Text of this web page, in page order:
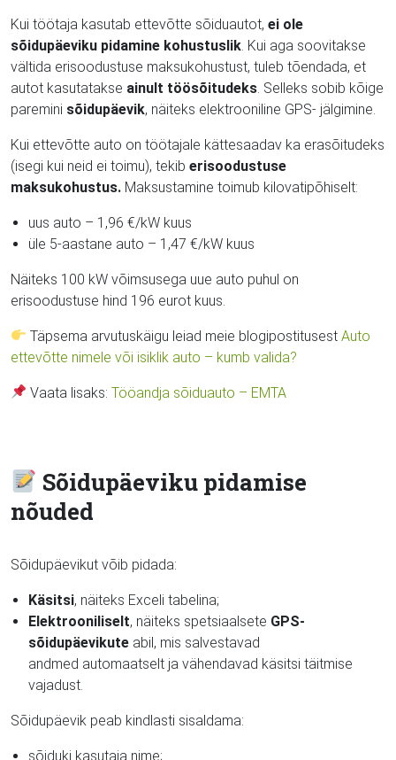
Kui töötaja kasutab ettevõtte sõiduautot, ei ole
sõidupäeviku pidamine kohustuslik . Kui aga soovitakse
vältida erisoodustuse maksukohustust, tuleb tõendada, et
autot kasutatakse ainult töösõitudeks . Selleks sobib kõige
paremini sõidupäevik, näiteks elektrooniline GPS- jälgimine.
Kui ettevõtte auto on töötajale kättesaadav ka erasõitudeks
(isegi kui neid ei toimu), tekib erisoodustuse
maksukohustus. Maksustamine toimub kilovatipõhiselt:
uus auto – 1,96 €/kW kuus
üle 5-aastane auto – 1,47 €/kW kuus
Näiteks 100 kW võimsusega uue auto puhul on
erisoodustuse hind 196 eurot kuus.
Täpsema arvutuskäigu leiad meie blogipostitusestAuto
ettevõtte nimele või isiklik auto – kumb valida?
Vaata lisaks:Tööandja sõiduauto – EMTA
Sõidupäeviku pidamise
nõuded
Sõidupäevikut võib pidada:
Käsitsi, näiteks Exceli tabelina;
Elektrooniliselt, näiteks spetsiaalsete GPS-
sõidupäevikute abil, mis salvestavad
andmed automaatselt ja vähendavad käsitsi täitmise
vajadust.
Sõidupäevik peab kindlasti sisaldama:
sõiduki kasutaja nime;